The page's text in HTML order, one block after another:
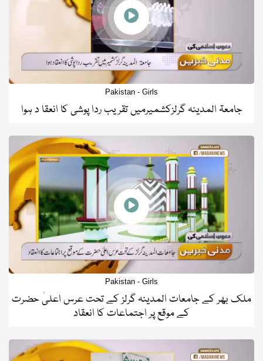
Pakistan - Girls
جامعۃ المدینہ گرلزکشمیرمیں تقریب ردا پوشی کا انعقا د ہوا
Pakistan - Girls
ملک بھر کے جامعات المدینہ گرلز کے تحت عرس اعلیٰ حضرت
کے موقع پر اجتماعات کا انعقاد